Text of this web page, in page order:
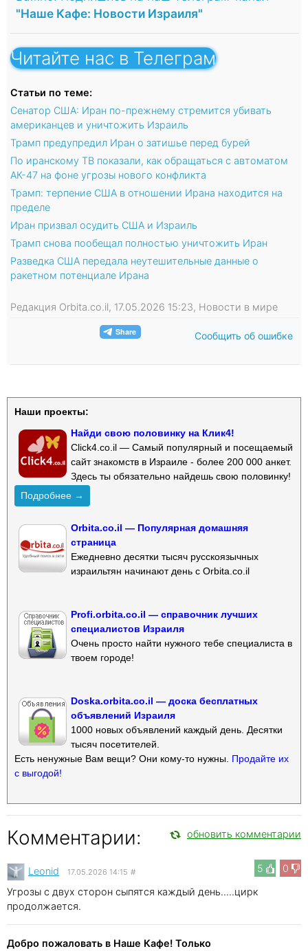
"Наше Кафе: Новости Израиля"
Читайте нас в Телеграм
Статьи по теме:
Сенатор США: Иран по-прежнему стремится убивать
американцев и уничтожить Израиль
Трамп предупредил Иран о затишье перед бурей
По иранскому ТВ показали, как обращаться с автоматом
АК-47 на фоне угрозы нового конфликта
Трамп: терпение США в отношении Ирана находится на
пределе
Иран призвал осудить США и Израиль
Трамп снова пообещал полностью уничтожить Иран
Разведка США передала неутешительные данные о
ракетном потенциале Ирана
Редакция Orbita.co.il, 17.05.2026 15:23, Новости в мире
Сообщить об ошибке
Наши проекты:
Найди свою половинку на Клик4!
Click4.co.il — Самый популярный и посещаемый
сайт знакомств в Израиле - более 200 000 анкет.
Здесь ты обязательно найдешь свою половинку!
Подробнее →
Orbita.co.il — Популярная домашняя
страница
Ежедневно десятки тысяч русскоязычных
израильтян начинают день с Orbita.co.il
Profi.orbita.co.il — справочник лучших
специалистов Израиля
Очень просто найти нужного тебе специалиста в
твоем городе!
Doska.orbita.co.il — доска бесплатных
объявлений Израиля
1000 новых объявлений каждый день. Десятки
тысяч посетителей.
Есть ненужные Вам вещи? Они кому-то нужны. Продайте их
с выгодой!
Комментарии: обновить комментарии
5 0
Leonid 17.05.2026 14:15 #
Угрозы с двух сторон сыпятся каждый день.....цирк
продолжается.
Добро пожаловать в Наше Кафе! Только